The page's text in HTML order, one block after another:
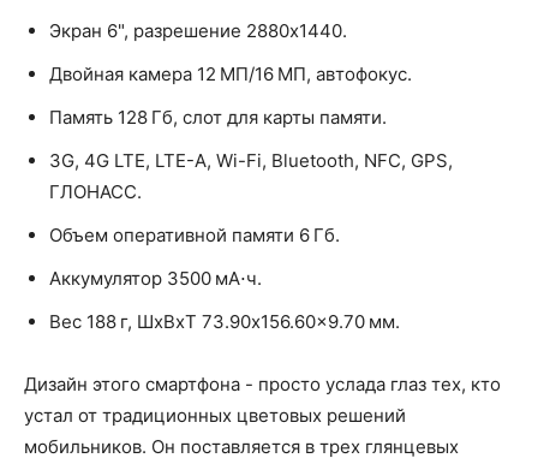
Экран 6", разрешение 2880x1440.
Двойная камера 12 МП/16 МП, автофокус.
Память 128 Гб, слот для карты памяти.
3G, 4G LTE, LTE-A, Wi-Fi, Bluetooth, NFC, GPS,
ГЛОНАСС.
Объем оперативной памяти 6 Гб.
Аккумулятор 3500 мА⋅ч.
Вес 188 г, ШxВxТ 73.90x156.60x9.70 мм.
Дизайн этого смартфона - просто услада глаз тех, кто
устал от традиционных цветовых решений
мобильников. Он поставляется в трех глянцевых